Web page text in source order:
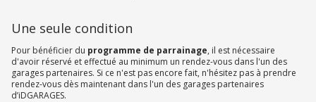
Une seule condition
Pour bénéficier du programme de parrainage, il est nécessaire
d'avoir réservé et effectué au minimum un rendez-vous dans l'un des
garages partenaires. Si ce n'est pas encore fait, n'hésitez pas à prendre
rendez-vous dès maintenant dans l'un des garages partenaires
d’iDGARAGES.